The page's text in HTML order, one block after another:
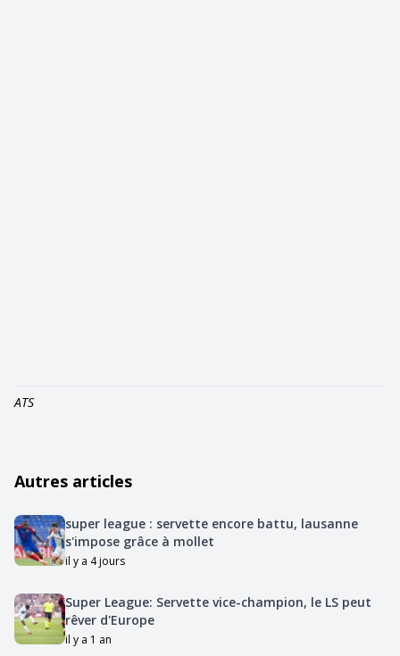
ATS
Autres articles
super league : servette encore battu, lausanne
s'impose grâce à mollet
il y a 4 jours
Super League: Servette vice-champion, le LS peut
rêver d'Europe
il y a 1 an